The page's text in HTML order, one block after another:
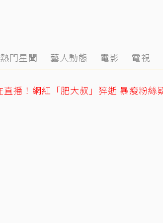
熱門星聞 藝人動態 電影 電視